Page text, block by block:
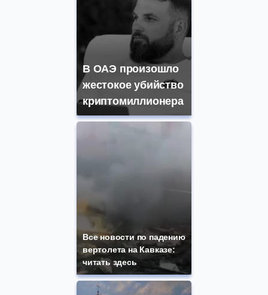
В ОАЭ произошло
жестокое убийство
криптомиллионера
Все новости по падению
вертолета на Кавказе:
читать здесь